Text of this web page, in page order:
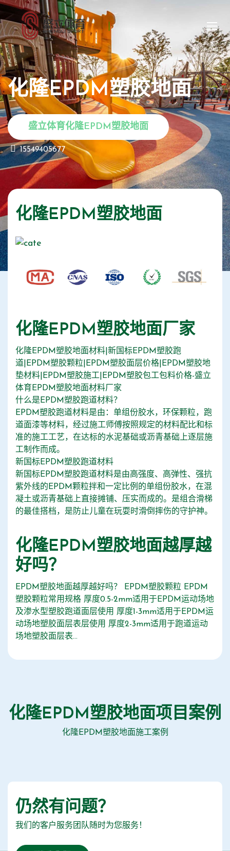
化隆EPDM塑胶地面
盛立体育化隆EPDM塑胶地面
15549405677
化隆EPDM塑胶地面
化隆EPDM塑胶地面厂家
化隆EPDM塑胶地面材料|新国标EPDM塑胶跑
道|EPDM塑胶颗粒|EPDM塑胶面层价格|EPDM塑胶地
垫材料|EPDM塑胶施工|EPDM塑胶包工包料价格-盛立
体育EPDM塑胶地面材料厂家
什么是EPDM塑胶跑道材料？
EPDM塑胶跑道材料是由：单组份胶水，环保颗粒，跑
道面漆等材料，经过施工师傅按照规定的材料配比和标
准的施工工艺，在达标的水泥基础或沥青基础上逐层施
工制作而成。
新国标EPDM塑胶跑道材料
新国标EPDM塑胶跑道材料是由高强度、高弹性、强抗
紫外线的EPDM颗粒拌和一定比例的单组份胶水，在混
凝土或沥青基础上直接摊铺、压实而成的。是组合滑梯
的最佳搭档，是防止儿童在玩耍时滑倒摔伤的守护神。
化隆EPDM塑胶地面越厚越
好吗？
EPDM塑胶地面越厚越好吗？ EPDM塑胶颗粒 EPDM
塑胶颗粒常用规格 厚度0.5-2mm适用于EPDM运动场地
及渗水型塑胶跑道面层使用 厚度1-3mm适用于EPDM运
动场地塑胶面层表层使用 厚度2-3mm适用于跑道运动
场地塑胶面层表...
化隆EPDM塑胶地面项目案例
化隆EPDM塑胶地面施工案例
仍然有问题？
我们的客户服务团队随时为您服务！